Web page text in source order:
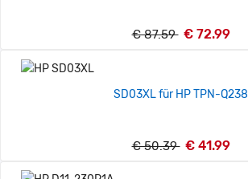
€ 87.59 € 72.99
SD03XL für HP TPN-Q238
€ 50.39 € 41.99